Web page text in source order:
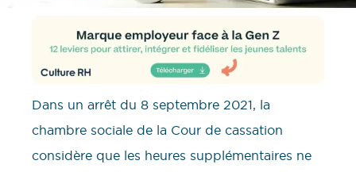
Dans un arrêt du 8 septembre 2021, la
chambre sociale de la Cour de cassation
considère que les heures supplémentaires ne